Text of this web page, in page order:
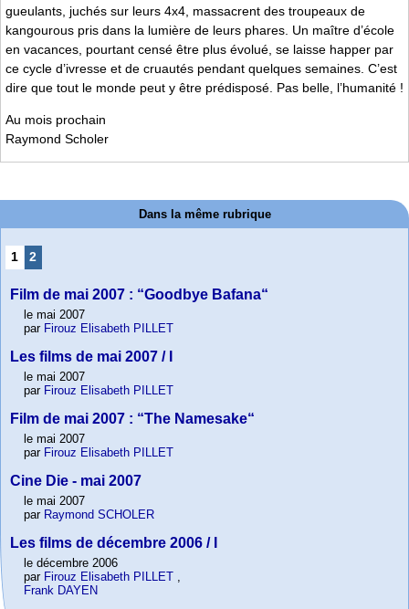
gueulants, juchés sur leurs 4x4, massacrent des troupeaux de
kangourous pris dans la lumière de leurs phares. Un maître d’école
en vacances, pourtant censé être plus évolué, se laisse happer par
ce cycle d’ivresse et de cruautés pendant quelques semaines. C’est
dire que tout le monde peut y être prédisposé. Pas belle, l’humanité !
Au mois prochain
Raymond Scholer
Dans la même rubrique
1 2
Film de mai 2007 : “Goodbye Bafana“
le mai 2007
par Firouz Elisabeth PILLET
Les films de mai 2007 / I
le mai 2007
par Firouz Elisabeth PILLET
Film de mai 2007 : “The Namesake“
le mai 2007
par Firouz Elisabeth PILLET
Cine Die - mai 2007
le mai 2007
par Raymond SCHOLER
Les films de décembre 2006 / I
le décembre 2006
par Firouz Elisabeth PILLET
Frank DAYEN